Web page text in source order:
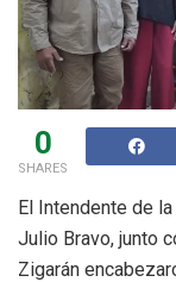
0
SHARES
El Intendente de
Julio Bravo, junto
Zigarán